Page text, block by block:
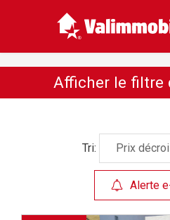
Afficher le filtre
Tri: Prix
Alerte